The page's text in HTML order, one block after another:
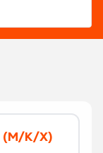
(M/K/X)